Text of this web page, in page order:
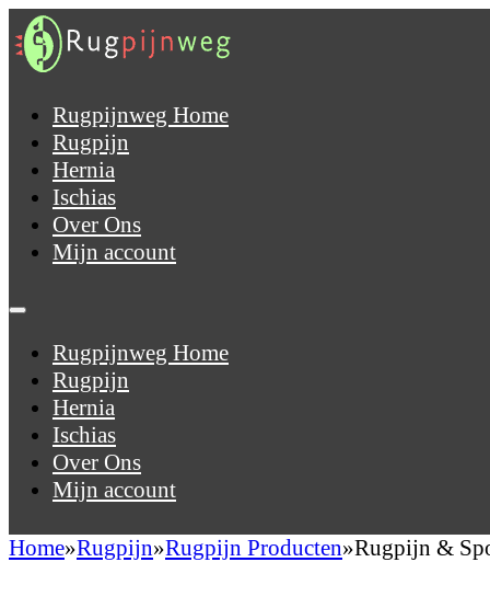
Rugpijnweg Home
Rugpijn
Hernia
Ischias
Over Ons
Mijn account
Rugpijnweg Home
Rugpijn
Hernia
Ischias
Over Ons
Mijn account
Home Rugpijn Rugpijn Producten Rugpijn &